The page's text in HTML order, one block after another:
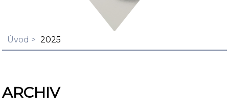
Úvod 2025
ARCHIV